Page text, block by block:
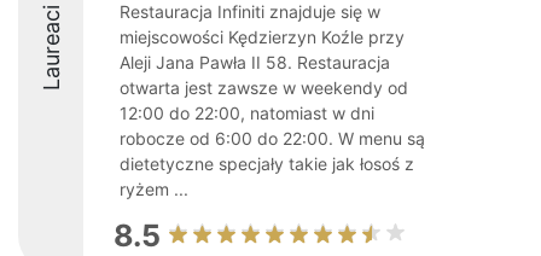
Laureaci
Restauracja Infiniti znajduje się w
miejscowości Kędzierzyn Koźle przy
Aleji Jana Pawła II 58. Restauracja
otwarta jest zawsze w weekendy od
12:00 do 22:00, natomiast w dni
robocze od 6:00 do 22:00. W menu są
dietetyczne specjały takie jak łosoś z
ryżem ...
8.5